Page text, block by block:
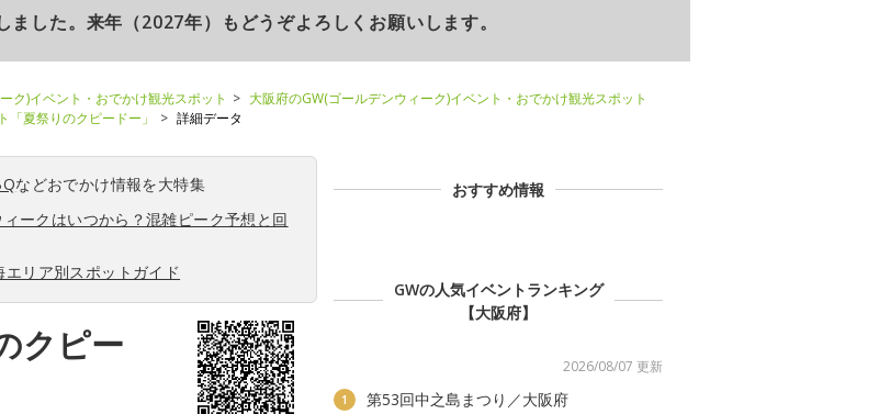
した。来年（2027年）もどうぞよろしくお願いします。
ク)イベント・おでかけ観光スポット
大阪府のGW(ゴールデンウィーク)イベント・おでかけ観光スポット
「夏祭りのクピードー」 詳細データ
などおでかけ情報を大特集
ークはいつから？混雑ピーク予想と回
リア別スポットガイド
クピー
おすすめ情報
GWの人気イベントランキング
【大阪府】
2026/08/07 更新
1 第53回中之島まつり／大阪府